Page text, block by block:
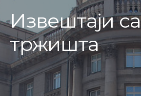
Извештаји са
тржишта